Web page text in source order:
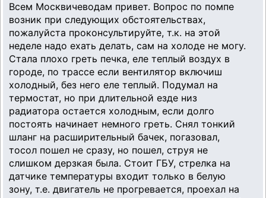
Всем Москвичеводам привет. Вопрос по помпе
возник при следующих обстоятельствах,
пожалуйста проконсультируйте, т.к. на этой
неделе надо ехать делать, сам на холоде не могу.
Стала плохо греть печка, еле теплый воздух в
городе, по трассе если вентилятор включиш
холодный, без него еле теплый. Подумал на
термостат, но при длительной езде низ
радиатора остается холодным, если долго
постоять начинает немного греть. Снял тонкий
шланг на расширительный бачек, погазовал,
тосол пошел не сразу, но пошел, струя не
слишком дерзкая была. Стоит ГБУ, стрелка на
датчике температуры входит только в белую
зону, т.е. двигатель не прогревается, проехал на